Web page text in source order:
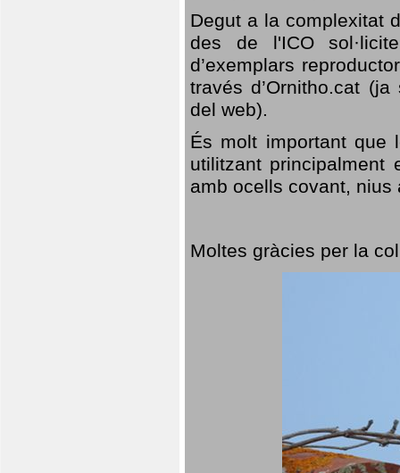
Degut a la complexitat
des de l'ICO
d’exemplars
través d’Ornitho.cat
del web).
És molt important que
utilitzant
amb ocells covant,
Moltes gràcies per la